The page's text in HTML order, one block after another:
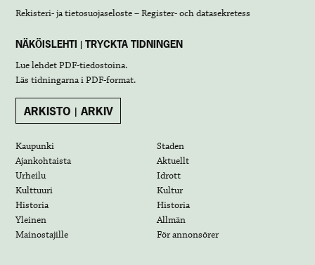
Rekisteri- ja tietosuojaseloste – Register- och datasekretess
NÄKÖISLEHTI | TRYCKTA TIDNINGEN
Lue lehdetPDF-tiedostoina.
Läs tidningarna iPDF-format.
ARKISTO | ARKIV
Kaupunki
Staden
Ajankohtaista
Aktuellt
Urheilu
Idrott
Kulttuuri
Kultur
Historia
Historia
Yleinen
Allmän
Mainostajille
För annonsörer